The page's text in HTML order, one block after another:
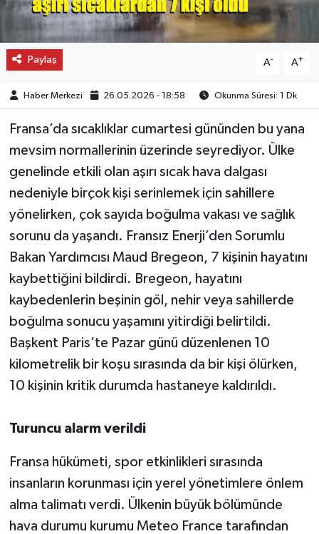
Paylaş A- A+
Haber Merkezi 26.05.2026 - 18:58 Okunma Süresi: 1 Dk
Fransa’da sıcaklıklar cumartesi gününden bu yana
mevsim normallerinin üzerinde seyrediyor. Ülke
genelinde etkili olan aşırı sıcak hava dalgası
nedeniyle birçok kişi serinlemek için sahillere
yönelirken, çok sayıda boğulma vakası ve sağlık
sorunu da yaşandı. Fransız Enerji’den Sorumlu
Bakan Yardımcısı Maud Bregeon, 7 kişinin hayatını
kaybettiğini bildirdi. Bregeon, hayatını
kaybedenlerin beşinin göl, nehir veya sahillerde
boğulma sonucu yaşamını yitirdiği belirtildi.
Başkent Paris’te Pazar günü düzenlenen 10
kilometrelik bir koşu sırasında da bir kişi ölürken,
10 kişinin kritik durumda hastaneye kaldırıldı.
Turuncu alarm verildi
Fransa hükümeti, spor etkinlikleri sırasında
insanların korunması için yerel yönetimlere önlem
alma talimatı verdi. Ülkenin büyük bölümünde
hava durumu kurumu Meteo France tarafından
SON DAKİKA
SPOR